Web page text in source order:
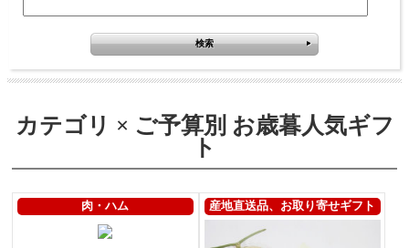
カテゴリ × ご予算別 お歳暮人気ギフ
ト
肉・ハム 産地直送品、お取り寄せギフト